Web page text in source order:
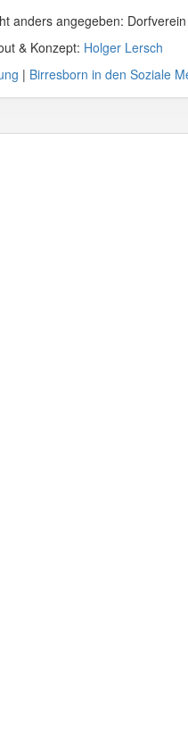
anders angegeben:
& Konzept: Holger Lersch
| Birresborn in den Soziale